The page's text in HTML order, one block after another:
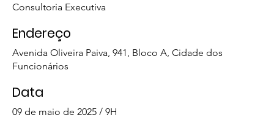
Consultoria Executiva
Endereço
Avenida Oliveira Paiva, 941, Bloco A, Cidade dos
Funcionários
Data
09 de maio de 2025 / 9H